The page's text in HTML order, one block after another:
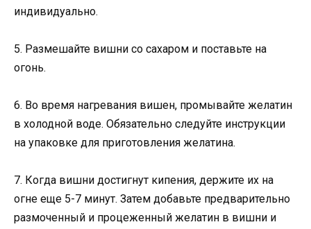
индивидуально.
5. Размешайте вишни со сахаром и поставьте на
огонь.
6. Во время нагревания вишен, промывайте желатин
в холодной воде. Обязательно следуйте инструкции
на упаковке для приготовления желатина.
7. Когда вишни достигнут кипения, держите их на
огне еще 5-7 минут. Затем добавьте предварительно
размоченный и процеженный желатин в вишни и